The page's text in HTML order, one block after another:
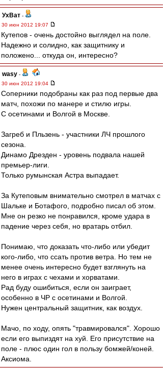
УхВат -
30 июн 2012 19:07
Кутепов - очень достойно выглядел на поле.
Надежно и солидно, как защитнику и
положено... откуда он, интересно?
wasy -
30 июн 2012 19:04
Соперники подобраны как раз под первые два
матч, похожи по манере и стилю игры.
С осетинами и Волгой в Москве.
Загреб и Пльзень - участники ЛЧ прошлого
сезона.
Динамо Дрезден - уровень подвала нашей
премьер-лиги.
Только румынская Астра выпадает.
За Кутеповым внимательно смотрел в матчах с
Шальке и Ботафого, подробно писал об этом.
Мне он резко не понравился, кроме удара в
падение через себя, но вратарь отбил.
Понимаю, что доказать что-либо или убедит
кого-либо, что ссать против ветра. Но тем не
менее очень интересно будет взглянуть на
него в играх с чехами и хорватами.
Рад буду ошибиться, если он заиграет,
особенно в ЧР с осетинами и Волгой.
Нужен центральный защитник, как воздух.
Мачо, по ходу, опять "травмировался". Хорошо
если его выпиздят на хуй. Его присутствие на
поле - плюс один гол в пользу бомжей/коней.
Аксиома.